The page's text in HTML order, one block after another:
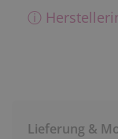
ⓘ
Lieferung &